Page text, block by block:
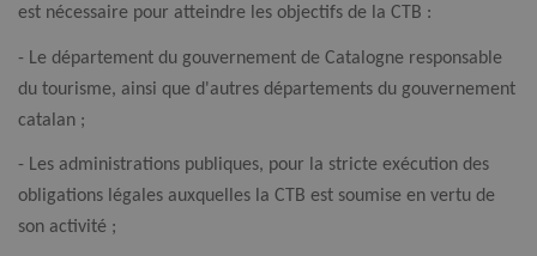
est nécessaire pour atteindre les objectifs de la CTB :
- Le département du gouvernement de Catalogne responsable
du tourisme, ainsi que d'autres départements du gouvernement
catalan ;
- Les administrations publiques, pour la stricte exécution des
obligations légales auxquelles la CTB est soumise en vertu de
son activité ;